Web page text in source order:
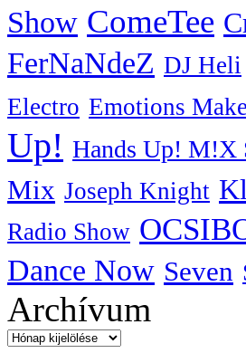
Show ComeTee
FerNaNdeZ DJ Heli
Electro Emotions
Up! Hands Up! M!X
Mix Joseph Knight
Radio Show
Dance Now Seven
Archívum
Archívum